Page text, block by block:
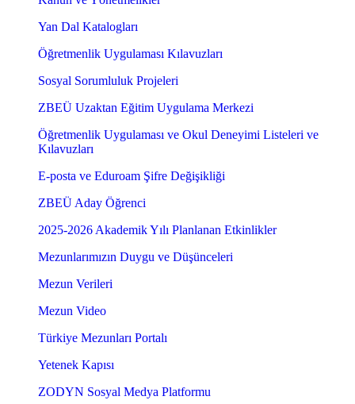
Yan Dal Katalogları
Öğretmenlik Uygulaması Kılavuzları
Sosyal Sorumluluk Projeleri
ZBEÜ Uzaktan Eğitim Uygulama Merkezi
Öğretmenlik Uygulaması ve Okul Deneyimi Listeleri ve
Kılavuzları
E-posta ve Eduroam Şifre Değişikliği
ZBEÜ Aday Öğrenci
2025-2026 Akademik Yılı Planlanan Etkinlikler
Mezunlarımızın Duygu ve Düşünceleri
Mezun Verileri
Mezun Video
Türkiye Mezunları Portalı
Yetenek Kapısı
ZODYN Sosyal Medya Platformu